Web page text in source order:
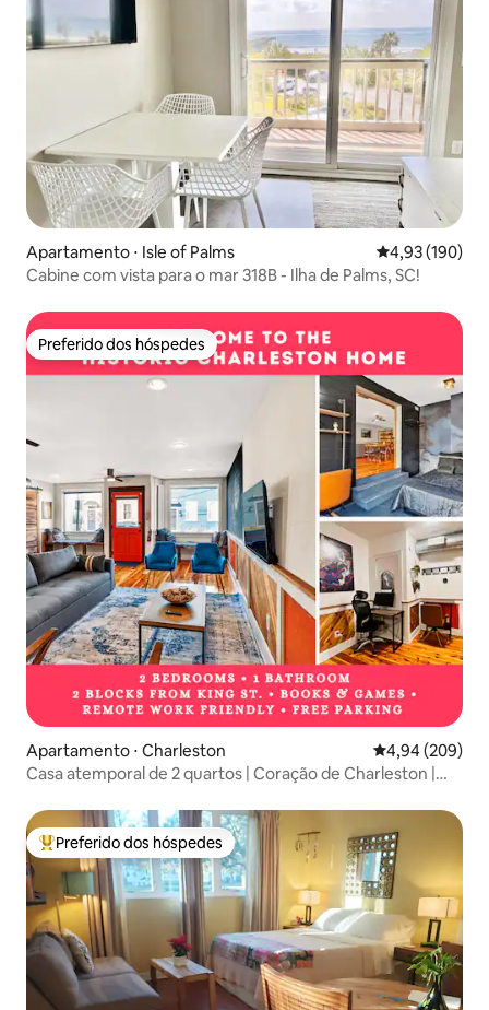
Apartamento ⋅ Isle of Palms 4,93 de uma
4,93 (190)
Cabine com vista para o mar 318B - Ilha de Palms, SC!
Preferido dos hóspedes
Preferido dos hóspedes
Apartamento ⋅ Charleston 4,94 de uma
4,94 (209)
Casa atemporal de 2 quartos | Coração de Charleston |
Entre os melhores preferidos dos hóspedes
Preferido dos hóspedes